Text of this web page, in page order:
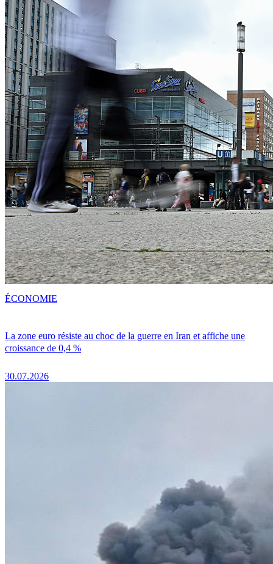
La zone euro résiste au choc de la guerre en Iran et affiche une
croissance de 0,4 %
30.07.2026
ÉCONOMIE